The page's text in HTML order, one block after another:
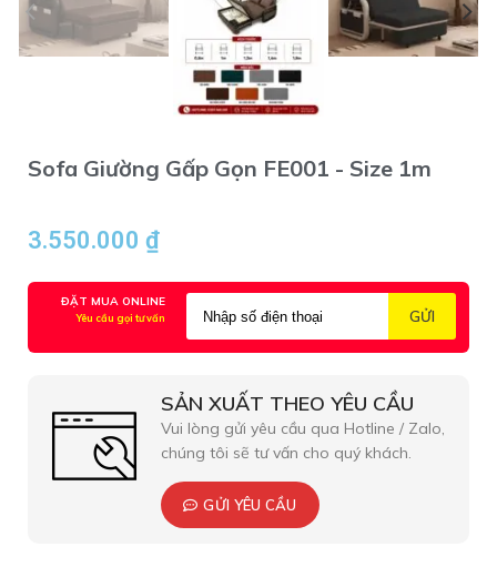
Sofa Giường Gấp Gọn FE001 - Size 1m
3.550.000 ₫
ĐẶT MUA ONLINE
Yêu cầu gọi tư vấn
SẢN XUẤT THEO YÊU CẦU
Vui lòng gửi yêu cầu qua Hotline / Zalo,
chúng tôi sẽ tư vấn cho quý khách.
GỬI YÊU CẦU